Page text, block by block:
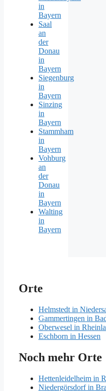
in
Bayern
Saal
an
der
Donau
in
Bayern
Siegenburg
in
Bayern
Sinzing
in
Bayern
Stammham
in
Bayern
Vohburg
an
der
Donau
in
Bayern
Walting
in
Bayern
Orte
Helmstedt in
Gammertingen in
Oberwesel in
Eschborn in Hessen
Noch mehr Orte
Hettenleidelheim in
Niedergörsdorf in